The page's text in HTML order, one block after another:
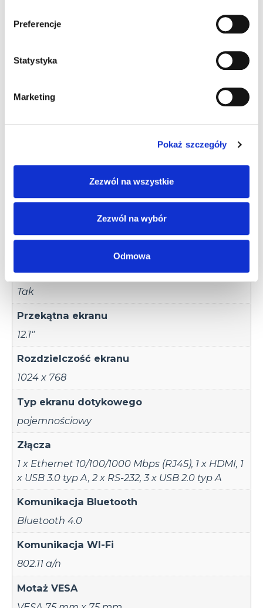
Preferencje
Statystyka
Marketing
Pokaż szczegóły
Zezwól na wszystkie
Zezwól na wybór
Odmowa
Informacje dodatkowe Akcesoria
dodatkowe
4 GB
Karta pamięci
Tak
Przekątna ekranu
12.1"
Rozdzielczość ekranu
1024 x 768
Typ ekranu dotykowego
pojemnościowy
Złącza
1 x Ethernet 10/100/1000 Mbps (RJ45), 1 x HDMI, 1
x USB 3.0 typ A,2 x RS-232,3 x USB 2.0 typ A
Komunikacja Bluetooth
Bluetooth 4.0
Komunikacja WI-Fi
802.11 a/n
Motaż VESA